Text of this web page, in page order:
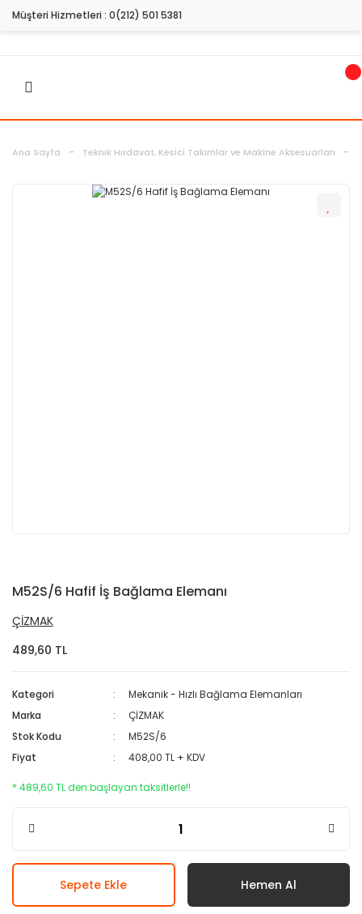
Müşteri Hizmetleri : 0(212) 501 5381
Ana Sayfa Teknik Hırdavat, Kesici Takımlar ve Makine Aksesuarları
M52S/6 Hafif İş Bağlama Elemanı
ÇİZMAK
489,60 TL
Kategori
Mekanik - Hızlı Bağlama Elemanları
Marka
ÇİZMAK
Stok Kodu
M52S/6
Fiyat
408,00 TL + KDV
* 489,60 TL den başlayan taksitlerle!!
Sepete Ekle Hemen Al